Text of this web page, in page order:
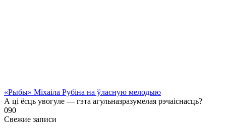
«Рыбы» Міхаіла Рубіна на ўласную мелодыю
А ці ёсць увогуле — гэта агульназразумелая рэчаіснасць?
090
Свежие записи